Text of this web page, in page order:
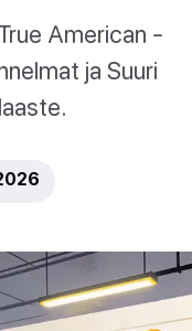
American -
ja Suuri